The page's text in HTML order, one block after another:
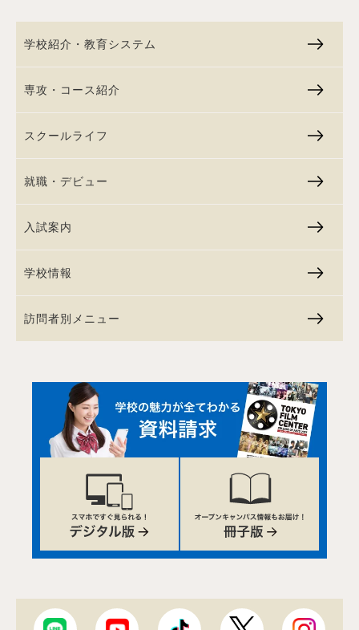
学校紹介・教育システム
専攻・コース紹介
スクールライフ
就職・デビュー
入試案内
学校情報
訪問者別メニュー